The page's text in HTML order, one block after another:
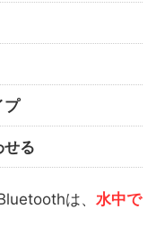
プ
せる
は、 水中で